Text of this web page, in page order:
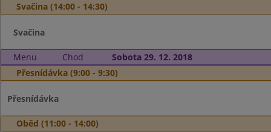
Svačina (14:00 - 14:30)
Svačina
Menu Chod
Sobota 29. 12. 2018
Přesnídávka (9:00 - 9:30)
Přesnídávka
Oběd (11:00 - 14:00)